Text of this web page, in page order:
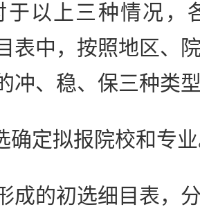
于以上三种情况
表中，按照地区、
冲、稳、保三种类
定拟报院校和专
的初选细目表，分